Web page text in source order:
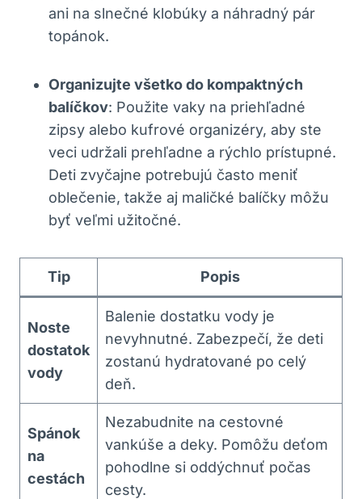
ani na slnečné klobúky a náhradný pár
topánok.
Organizujte všetko do kompaktných
balíčkov: Použite vaky na priehľadné
zipsy alebo kufrové organizéry, aby ste
veci udržali prehľadne a rýchlo prístupné.
Deti zvyčajne potrebujú často meniť
oblečenie, takže aj maličké balíčky môžu
byť veľmi užitočné.
Tip Popis
Noste
dostatok
vody
Balenie dostatku vody je
nevyhnutné. Zabezpečí, že deti
zostanú hydratované po celý
deň.
Spánok
na
cestách
Nezabudnite na cestovné
vankúše a deky. Pomôžu deťom
pohodlne si oddýchnuť počas
cesty.